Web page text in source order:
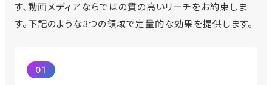
す、動画メディアならではの質の高いリーチをお約束しま
す。下記のような3つの領域で定量的な効果を提供します。
01